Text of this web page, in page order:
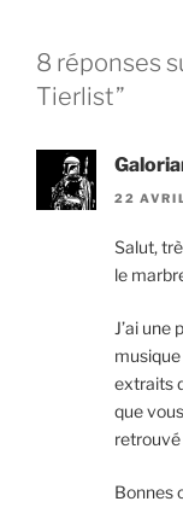
EMBED
8 réponses
Tierlist”
22
Salut,
le
J’ai
extraits
que
Bonnes